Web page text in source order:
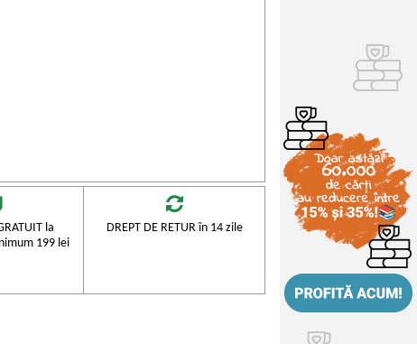
la
199 lei
DREPT DE RETUR în 14 zile